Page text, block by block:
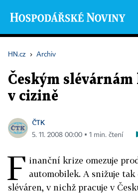
HN.cz › Archiv
Českým
v cizině
ČTK
5. 11. 2008 00:00 ▪ 1 min. čtení
F inanční krize omezuje
automobilek. A snižuje tak
sléváren, v nichž pracuje v